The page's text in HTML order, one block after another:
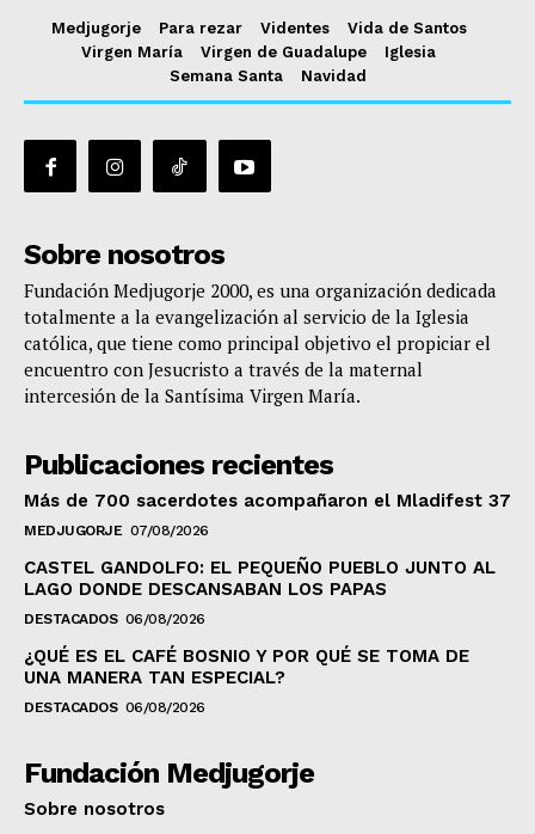
Medjugorje Para rezar Videntes
Vida de Santos
Virgen María
Virgen de Guadalupe
Iglesia
Semana Santa
Navidad
Sobre nosotros
Fundación Medjugorje 2000, es una organización dedicada
totalmente a la evangelización al servicio de la Iglesia
católica, que tiene como principal objetivo el propiciar el
encuentro con Jesucristo a través de la maternal
intercesión de la Santísima Virgen María.
Publicaciones recientes
Más de 700 sacerdotes acompañaron el Mladifest 37
MEDJUGORJE 07/08/2026
CASTEL GANDOLFO: EL PEQUEÑO PUEBLO JUNTO AL
LAGO DONDE DESCANSABAN LOS PAPAS
DESTACADOS 06/08/2026
¿QUÉ ES EL CAFÉ BOSNIO Y POR QUÉ SE TOMA DE
UNA MANERA TAN ESPECIAL?
DESTACADOS 06/08/2026
Fundación Medjugorje
Sobre nosotros